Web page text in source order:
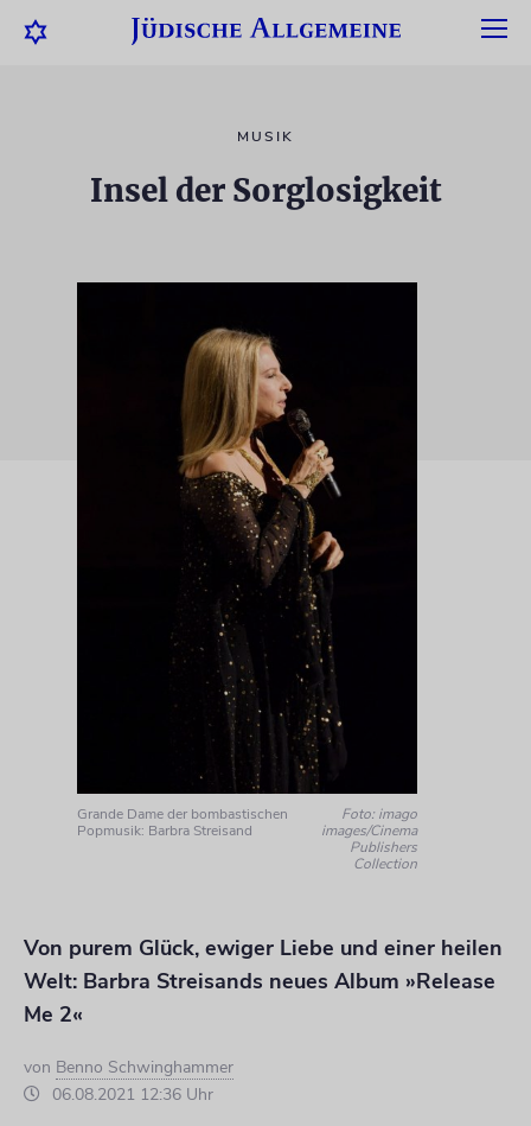
MUSIK
Insel der Sorglosigkeit
Grande Dame der bombastischen
Popmusik: Barbra Streisand
Foto: imago
images/Cinema
Publishers
Collection
Von purem Glück, ewiger Liebe und einer heilen
Welt: Barbra Streisands neues Album »Release
Me 2«
von Benno Schwinghammer
06.08.2021 12:36 Uhr